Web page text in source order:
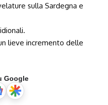
sulla Sardegna e
lieve incremento delle
Google